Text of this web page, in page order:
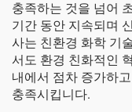
충족하는 것을 넘어
기간 동안 지속되며
사는 친환경 화학 기
서도 환경 친화적인
내에서 점차 증가하
충족시킵니다.